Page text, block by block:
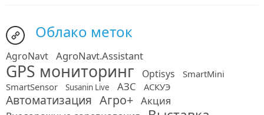
Облако меток
AgroNavt AgroNavt.Assistant
GPS мониторинг Optisys
SmartMini
SmartSensor
Susanin Live АЗС АСКУЭ
Автоматизация Агро+ Акция